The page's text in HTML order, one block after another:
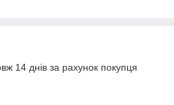
14 днів за рахунок покупця